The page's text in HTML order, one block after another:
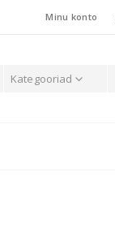
Minu konto
Kategooriad